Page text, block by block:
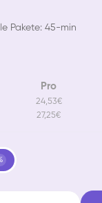
Pakete: 45-min
Pro
24,53€
27,25€